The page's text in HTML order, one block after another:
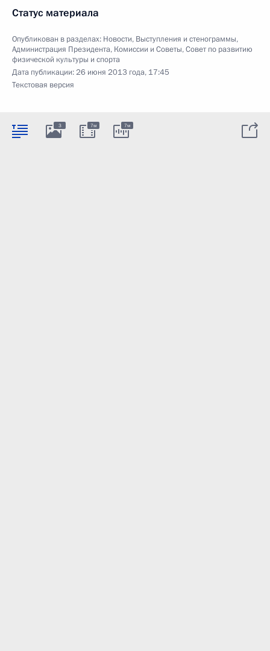
Статус материала
Опубликован в разделах: Новости, Выступления и стенограммы,
Администрация Президента, Комиссии и Советы,Совет по развитию
физической культуры и спорта
Дата публикации:26 июня 2013 года, 17:45
Текстовая версия
3 7м 7м